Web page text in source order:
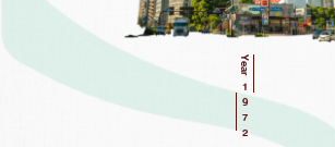
Year
1972